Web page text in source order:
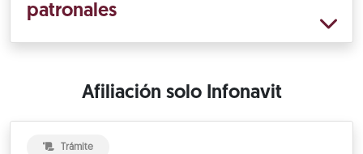
patronales
Afiliación solo Infonavit
Trámite